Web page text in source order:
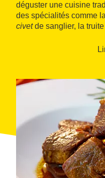
déguster une cuisine
des spécialités comme la
civetde sanglier, la